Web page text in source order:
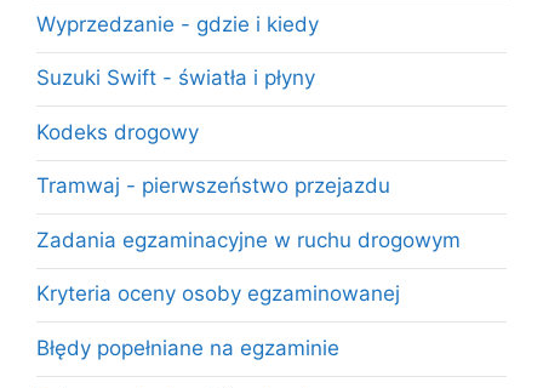
Wyprzedzanie - gdzie i kiedy
Suzuki Swift - światła i płyny
Kodeks drogowy
Tramwaj - pierwszeństwo przejazdu
Zadania egzaminacyjne w ruchu drogowym
Kryteria oceny osoby egzaminowanej
Błędy popełniane na egzaminie